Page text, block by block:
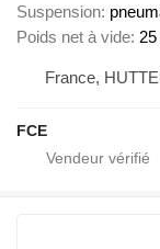
Suspension
Poids net à vide
France,
FCE